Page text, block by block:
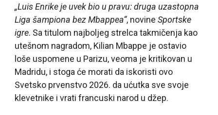
„Luis Enrike je uvek bio u pravu: druga uzastopna
Liga šampiona bez Mbappea“, novine Sportske
igre. Sa titulom najboljeg strelca takmičenja kao
utešnom nagradom, Kilian Mbappe je ostavio
loše uspomene u Parizu, veoma je kritikovan u
Madridu, i stoga će morati da iskoristi ovo
Svetsko prvenstvo 2026. da ućutka sve svoje
klevetnike i vrati francuski narod u džep.